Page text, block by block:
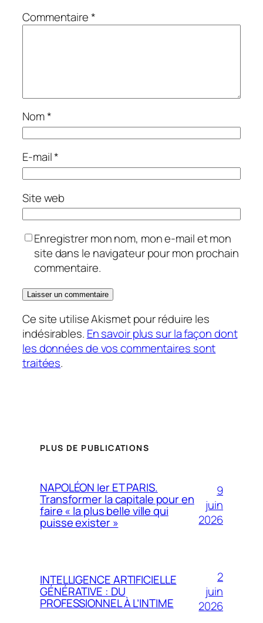
Commentaire*
Nom*
E-mail*
Site web
Enregistrer mon nom, mon e-mail et mon
site dans le navigateur pour mon prochain
commentaire.
Ce site utilise Akismet pour réduire les
indésirables. En savoir plus sur la façon dont
les données de vos commentaires sont
traitées.
PLUS DE PUBLICATIONS
NAPOLÉON Ier ET PARIS.
Transformer la capitale pour en
faire « la plus belle ville qui
puisse exister »
9
juin
2026
INTELLIGENCE ARTIFICIELLE
GÉNÉRATIVE : DU
PROFESSIONNEL À L’INTIME
2
juin
2026